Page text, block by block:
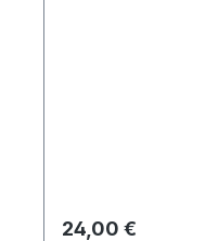
Regulärer Preis:
24,00 €